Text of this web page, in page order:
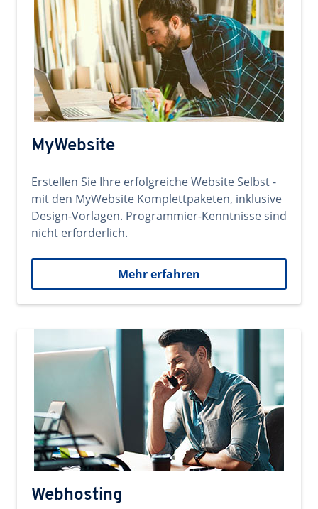
MyWebsite
Erstellen Sie Ihre erfolgreiche Website Selbst -
mit den MyWebsite Komplettpaketen, inklusive
Design-Vorlagen. Programmier-Kenntnisse sind
nicht erforderlich.
Mehr erfahren
Webhosting